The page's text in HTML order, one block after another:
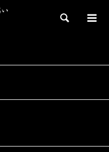
検索